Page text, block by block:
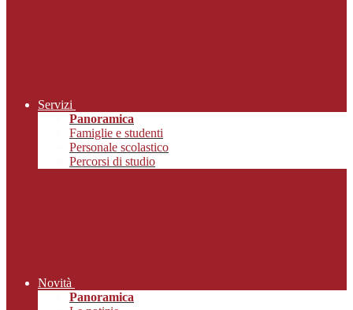
Servizi
Panoramica
Famiglie e studenti
Personale scolastico
Percorsi di studio
Novità
Panoramica